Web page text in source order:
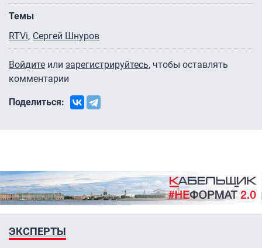
Темы
RTVi Сергей Шнуров
Войдите или зарегистрируйтесь, чтобы оставлять
комментарии
Поделиться:
ЭКСПЕРТЫ